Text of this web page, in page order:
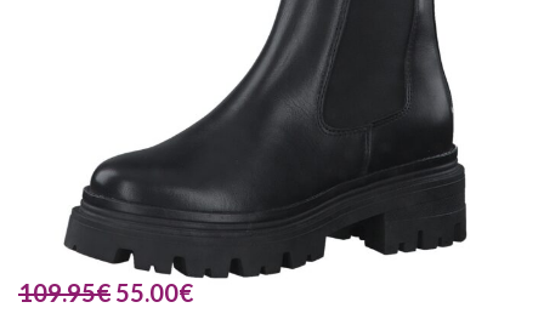
109.95€ 55.00€